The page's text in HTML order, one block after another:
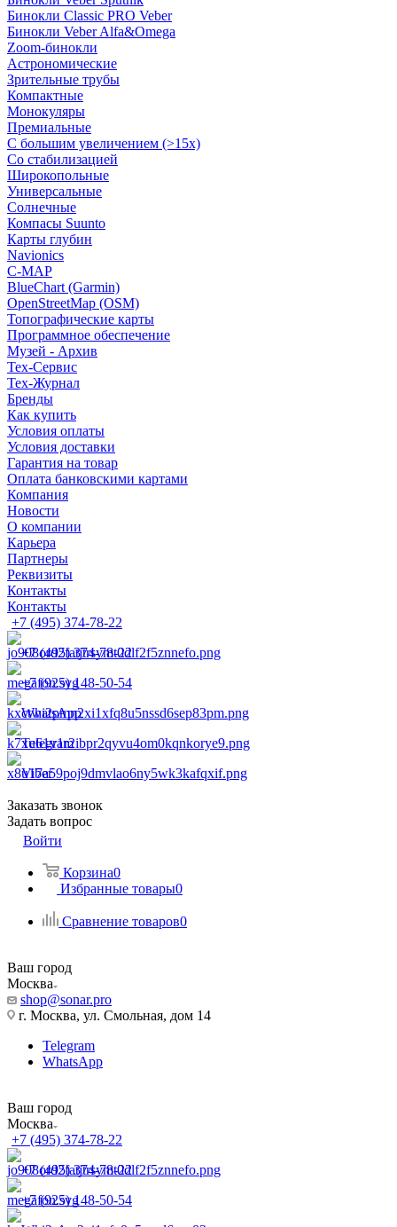
Бинокли Classic PRO Veber
Бинокли Veber Alfa&Omega
Zoom-бинокли
Астрономические
Зрительные трубы
Компактные
Монокуляры
Премиальные
С большим увеличением (>15x)
Со стабилизацией
Широкопольные
Универсальные
Солнечные
Компасы Suunto
Карты глубин
Navionics
C-MAP
BlueChart (Garmin)
OpenStreetMap (OSM)
Топографические карты
Программное обеспечение
Музей - Архив
Tex-Сервис
Тех-Журнал
Бренды
Как купить
Условия оплаты
Условия доставки
Гарантия на товар
Оплата банковскими картами
Компания
Новости
О компании
Карьера
Партнеры
Реквизиты
Контакты
Контакты
+7 (495) 374-78-22
+7 (495) 374-78-22
+7 (925) 148-50-54
WhatsApp
Telegram
Viber
Заказать звонок
Задать вопрос
Войти
Корзина0
Избранные товары0
Сравнение товаров0
Ваш город
Москва
shop@sonar.pro
г. Москва, ул. Смольная, дом 14
Telegram
WhatsApp
Ваш город
Москва
+7 (495) 374-78-22
+7 (495) 374-78-22
+7 (925) 148-50-54